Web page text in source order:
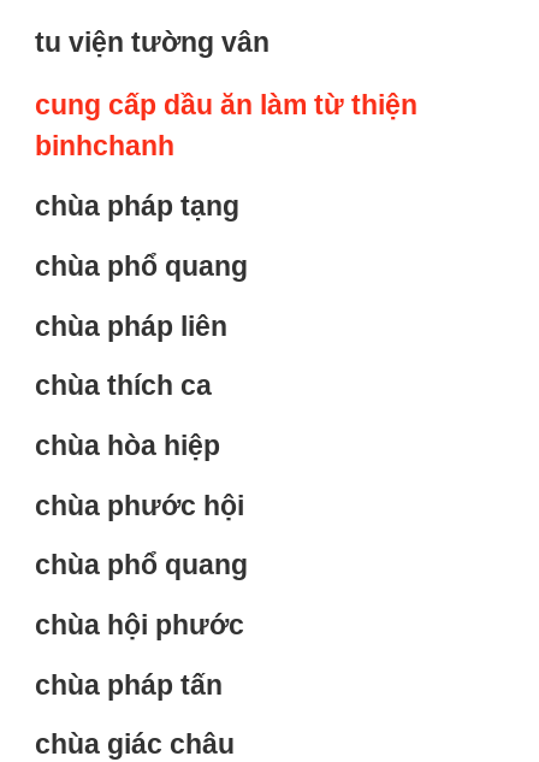
tu viện tường vân
cung cấp dầu ăn làm từ thiện
binhchanh
chùa pháp tạng
chùa phổ quang
chùa pháp liên
chùa thích ca
chùa hòa hiệp
chùa phước hội
chùa phổ quang
chùa hội phước
chùa pháp tấn
chùa giác châu